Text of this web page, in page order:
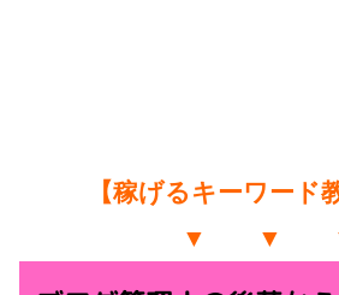
【稼げるキーワード
▼ ▼